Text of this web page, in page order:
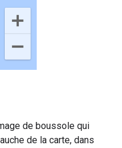
de boussole qui
de la carte, dans